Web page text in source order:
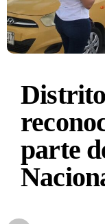
parte